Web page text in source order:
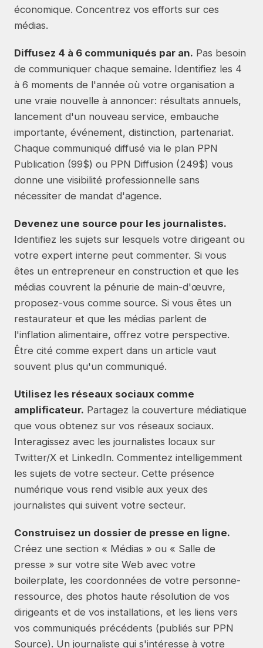
économique. Concentrez vos efforts sur ces
médias.
Diffusez 4 à 6 communiqués par an. Pas besoin
de communiquer chaque semaine. Identifiez les 4
à 6 moments de l'année où votre organisation a
une vraie nouvelle à annoncer: résultats annuels,
lancement d'un nouveau service, embauche
importante, événement, distinction, partenariat.
Chaque communiqué diffusé via le plan PPN
Publication (99$) ou PPN Diffusion (249$) vous
donne une visibilité professionnelle sans
nécessiter de mandat d'agence.
Devenez une source pour les journalistes.
Identifiez les sujets sur lesquels votre dirigeant ou
votre expert interne peut commenter. Si vous
êtes un entrepreneur en construction et que les
médias couvrent la pénurie de main-d'œuvre,
proposez-vous comme source. Si vous êtes un
restaurateur et que les médias parlent de
l'inflation alimentaire, offrez votre perspective.
Être cité comme expert dans un article vaut
souvent plus qu'un communiqué.
Utilisez les réseaux sociaux comme
amplificateur. Partagez la couverture médiatique
que vous obtenez sur vos réseaux sociaux.
Interagissez avec les journalistes locaux sur
Twitter/X et LinkedIn. Commentez intelligemment
les sujets de votre secteur. Cette présence
numérique vous rend visible aux yeux des
journalistes qui suivent votre secteur.
Construisez un dossier de presse en ligne.
Créez une section « Médias » ou « Salle de
presse » sur votre site Web avec votre
boilerplate, les coordonnées de votre personne-
ressource, des photos haute résolution de vos
dirigeants et de vos installations, et les liens vers
vos communiqués précédents (publiés sur PPN
Source). Un journaliste qui s'intéresse à votre